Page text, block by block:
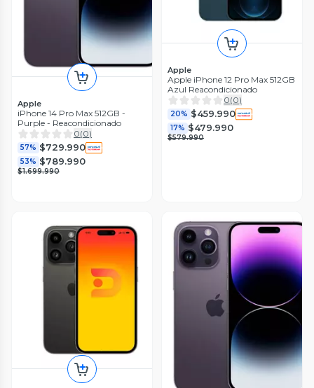
Apple
iPhone 14 Pro Max 512GB -
Purple - Reacondicionado
0(0)
57% $729.990
53% $789.990
$1.699.990
Apple
Apple iPhone 12 Pro Max 512GB
Azul Reacondicionado
0(0)
20% $459.990
17% $479.990
$579.990